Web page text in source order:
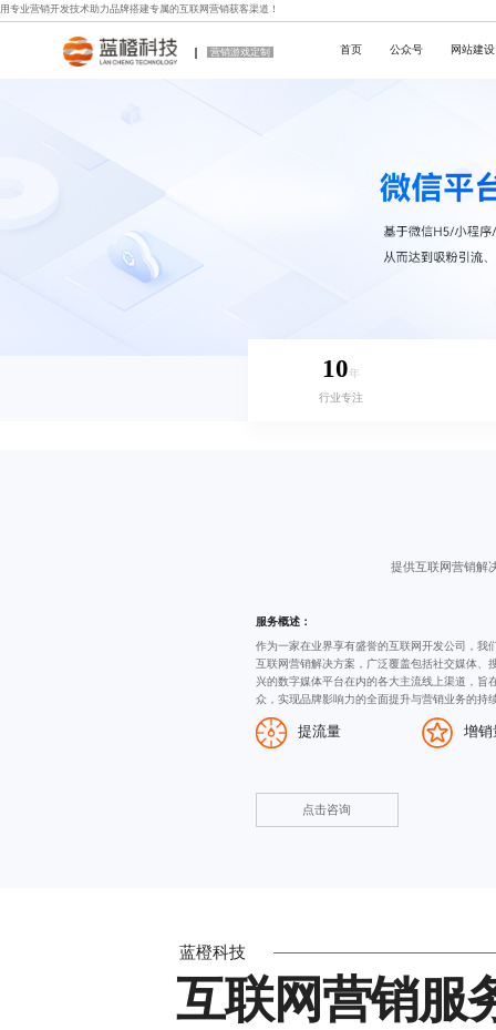
用专业营销开发技术助力品牌搭建专属的互联网营销获客渠道！
营销游戏定制 首页 公众号 网站建设
10年
行业专注
提供互联网营销解
服务概述：
作为一家在业界享有盛誉的互联网开发公司
，我
互联网营销解决方案，广泛覆盖包括社交媒体、
兴的数字媒体平台在内的各大主流线上渠道，旨
众，实现品牌影响力的全面提升与营销业务的持
提流量 增销
点击咨询
蓝橙科技
互联网营销服